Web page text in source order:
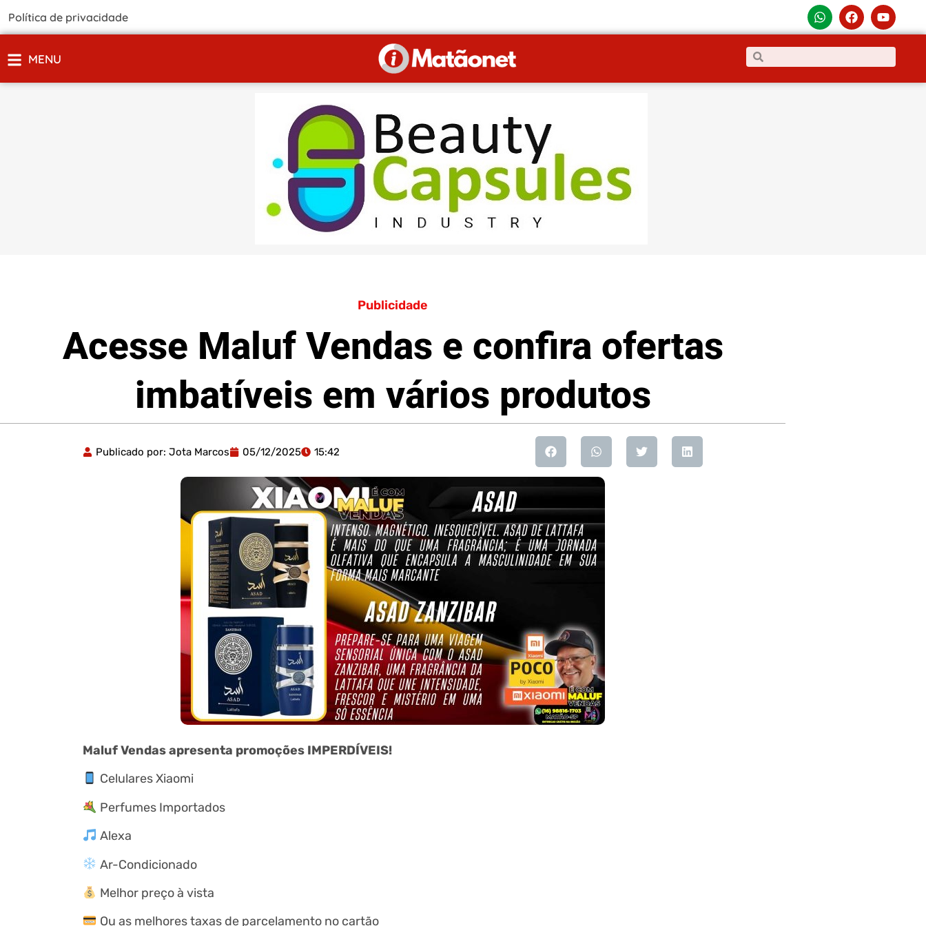
Política de privacidade
MENU
Publicidade
Acesse Maluf Vendas e confira ofertas
imbatíveis em vários produtos
Publicado por: Jota Marcos 05/12/2025 15:42
Maluf Vendas apresenta promoções IMPERDÍVEIS!
Celulares Xiaomi
Perfumes Importados
Alexa
Ar-Condicionado
Melhor preço à vista
Ou as melhores taxas de parcelamento no cartão